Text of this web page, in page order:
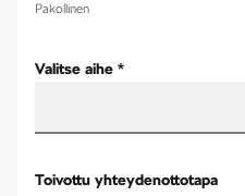
Pakollinen
Valitse aihe *
Toivottu yhteydenottotapa